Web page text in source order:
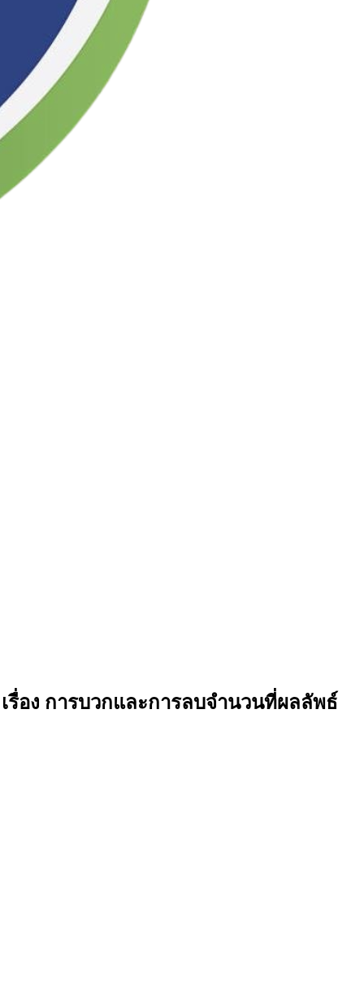
อง การบวกและการลบจำนวนที่ผลลัพธ์